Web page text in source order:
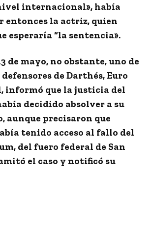
internacional», había
entonces la actriz, quien
esperaría “la sentencia».
de mayo, no obstante, uno de
de Darthés, Euro
informó que la justicia del
decidido absolver a su
, aunque precisaron que
tenido acceso al fallo del
del fuero federal de San
el caso y notificó su